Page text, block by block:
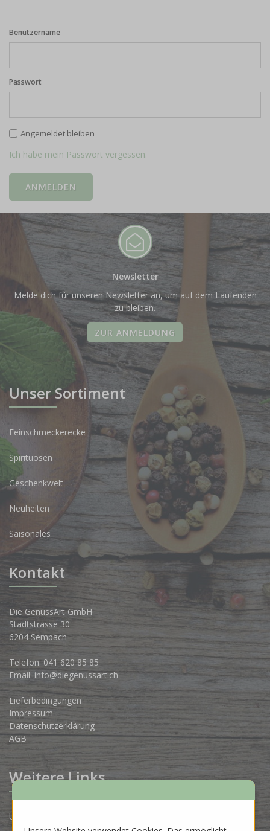
Benutzername
Passwort
Angemeldet bleiben
Ich habe mein Passwort vergessen.
Newsletter
Melde dich für unseren Newsletter an, um auf dem Laufenden
zu bleiben.
ZUR ANMELDUNG
Unser Sortiment
Feinschmeckerecke
Spirituosen
Geschenkwelt
Neuheiten
Saisonales
Kontakt
Die GenussArt GmbH
Stadtstrasse 30
6204 Sempach
Telefon: 041 620 85 85
Email: info@diegenussart.ch
Lieferbedingungen
Impressum
Datenschutzerklärung
AGB
Weitere Links
Unsere Produzenten